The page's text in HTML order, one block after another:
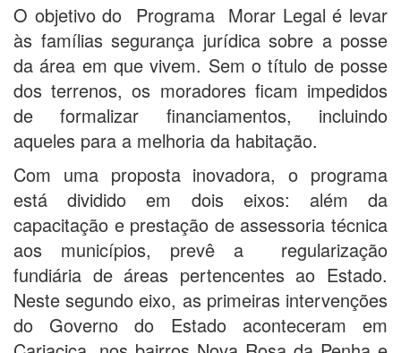
O objetivo do Programa Morar Legal é levar
às famílias segurança jurídica sobre a posse
da área em que vivem. Sem o título de posse
dos terrenos, os moradores ficam impedidos
de formalizar financiamentos, incluindo
aqueles para a melhoria da habitação.
Com uma proposta inovadora, o programa
está dividido em dois eixos: além da
capacitação e prestação de assessoria técnica
aos municípios, prevê a regularização
fundiária de áreas pertencentes ao Estado.
Neste segundo eixo, as primeiras intervenções
do Governo do Estado aconteceram em